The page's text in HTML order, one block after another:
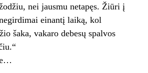
nei jausmu netapęs. Žiūri į
einantį laiką, kol
šaka, vakaro debesų spalvos